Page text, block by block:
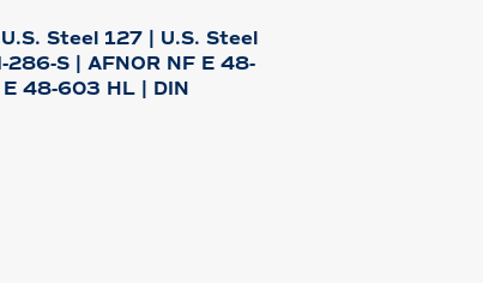
Steel 127 | U.S. Steel
S | AFNOR NF E 48-
48-603 HL | DIN